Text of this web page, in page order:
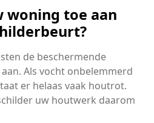
woning toe aan
de beschermende
Als vocht onbelemmerd
er helaas vaak houtrot.
uw houtwerk daarom